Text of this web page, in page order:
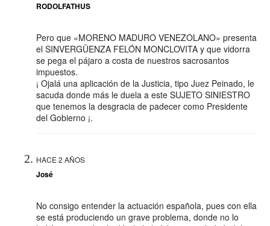
RODOLFATHUS
Pero que «MORENO MADURO VENEZOLANO» presenta
el SINVERGÜENZA FELÓN MONCLOVITA y que vidorra
se pega el pájaro a costa de nuestros sacrosantos
impuestos.
¡ Ojalá una aplicación de la Justicia, tipo Juez Peinado, le
sacuda donde más le duela a este SUJETO SINIESTRO
que tenemos la desgracia de padecer como Presidente
del Gobierno ¡.
HACE 2 AÑOS
José
No consigo entender la actuación española, pues con ella
se está produciendo un grave problema, donde no lo